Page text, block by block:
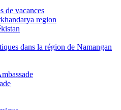
de vacances
region
dans la région de Namangan